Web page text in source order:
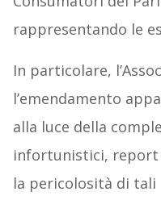
rappresentando le
In particolare,
l’emendamento
alla luce della
infortunistici,
la pericolosità di